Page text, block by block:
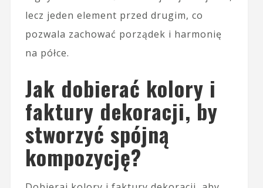
lecz jeden element przed drugim, co
pozwala zachować porządek i harmonię
na półce.
Jak dobierać kolory i
faktury dekoracji, by
stworzyć spójną
kompozycję?